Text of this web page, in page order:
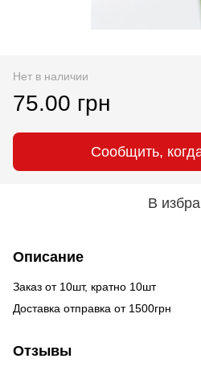
Нет в наличии
75.00 грн
Сообщить,
В
Описание
Заказ от 10шт, кратно 10шт
Доставка отправка от 1500грн
Отзывы